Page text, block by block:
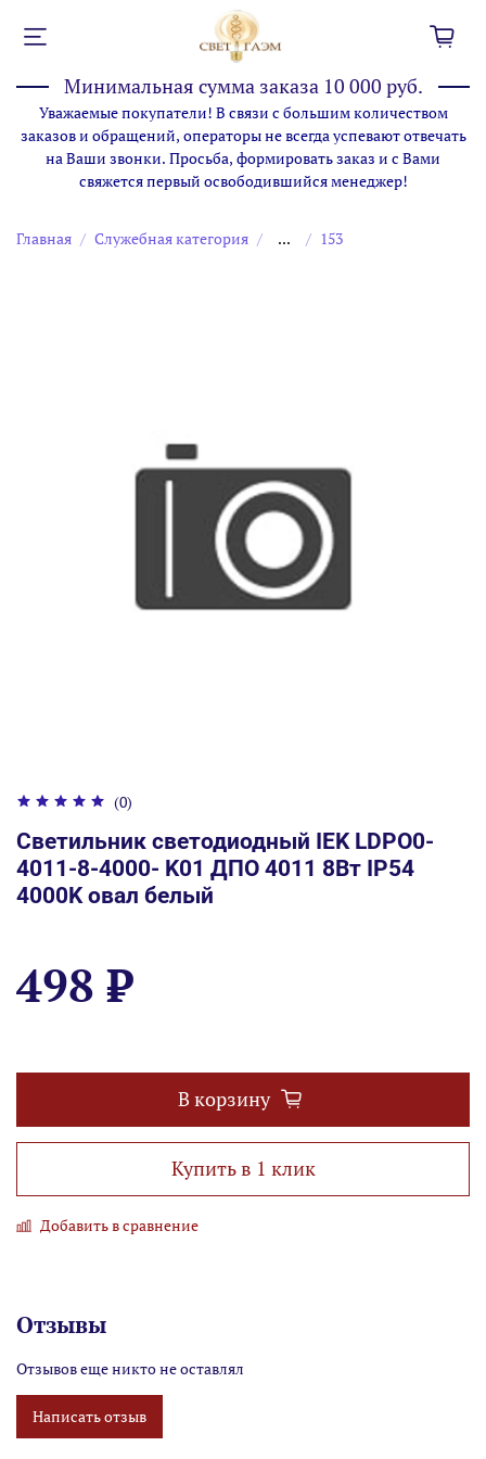
Минимальная сумма заказа 10 000 руб.
Уважаемые покупатели! В связи с большим количеством
заказов и обращений, операторы не всегда успевают отвечать
на Ваши звонки. Просьба, формировать заказ и с Вами
свяжется первый освободившийся менеджер!
Главная Служебная категория ... 153
(0)
Светильник светодиодный IEK LDPO0-
4011-8-4000- K01 ДПО 4011 8Вт IP54
4000K овал белый
498 ₽
В корзину
Купить в 1 клик
Добавить в сравнение
Отзывы
Отзывов еще никто не оставлял
Написать отзыв